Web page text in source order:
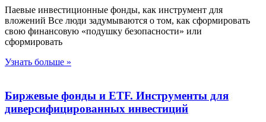
Паевые инвестиционные фонды, как инструмент для
вложений Все люди задумываются о том, как сформировать
свою финансовую «подушку безопасности» или
сформировать
Узнать больше »
Биржевые фонды и ETF. Инструменты для
диверсифицированных инвестиций